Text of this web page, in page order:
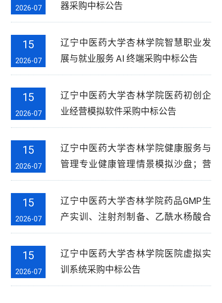
2026-07
器采购中标公告
15
2026-07
辽宁中医药大学杏林学院智慧职业发
展与就业服务 AI 终端采购中标公告
15
2026-07
辽宁中医药大学杏林学院医药初创企
业经营模拟软件采购中标公告
15
2026-07
辽宁中医药大学杏林学院健康服务与
管理专业健康管理情景模拟沙盘；营
养干预、运动干预及老年健康综合评
估教学实训平台软件采购中标公告
15
2026-07
辽宁中医药大学杏林学院药品GMP生
产实训、注射剂制备、乙酰水杨酸合
成分析及制剂设备认知虚拟仿真软件
采购中标公告
15
2026-07
辽宁中医药大学杏林学院医院虚拟实
训系统采购中标公告